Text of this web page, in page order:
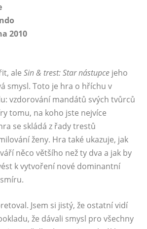
2010
ale Sin & trest: Star nástupce jeho
smysl. Toto je hra o hříchu v
vzdorování mandátů svých tvůrců
tomu, na koho jste nejvíce
se skládá z řady trestů
ženy. Hra také ukazuje, jak
něco většího než ty dva a jak by
k vytvoření nové dominantní
Jsem si jistý, že ostatní vidí
že dávali smysl pro všechny